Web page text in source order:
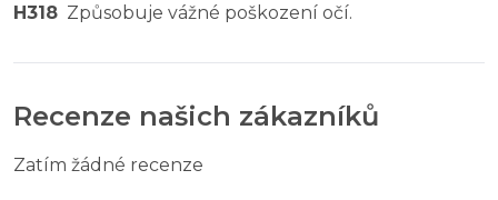
H318 Způsobuje vážné poškození očí.
Recenze našich zákazníků
Zatím žádné recenze